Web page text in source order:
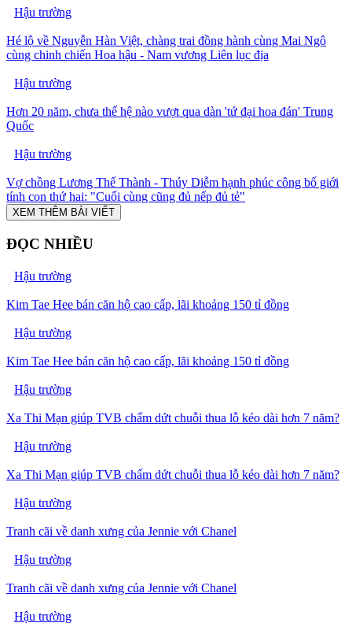
Hậu trường
Hé lộ về Nguyễn Hàn Việt, chàng trai đồng hành cùng Mai Ngô
cùng chinh chiến Hoa hậu - Nam vương Liên lục địa
Hậu trường
Hơn 20 năm, chưa thế hệ nào vượt qua dàn 'tứ đại hoa đán' Trung
Quốc
Hậu trường
Vợ chồng Lương Thế Thành - Thúy Diễm hạnh phúc công bố giới
tính con thứ hai: "Cuối cùng cũng đủ nếp đủ tẻ"
XEM THÊM BÀI VIẾT
ĐỌC NHIỀU
Hậu trường
Kim Tae Hee bán căn hộ cao cấp, lãi khoảng 150 tỉ đồng
Hậu trường
Kim Tae Hee bán căn hộ cao cấp, lãi khoảng 150 tỉ đồng
Hậu trường
Xa Thi Mạn giúp TVB chấm dứt chuỗi thua lỗ kéo dài hơn 7 năm?
Hậu trường
Xa Thi Mạn giúp TVB chấm dứt chuỗi thua lỗ kéo dài hơn 7 năm?
Hậu trường
Tranh cãi về danh xưng của Jennie với Chanel
Hậu trường
Tranh cãi về danh xưng của Jennie với Chanel
Hậu trường